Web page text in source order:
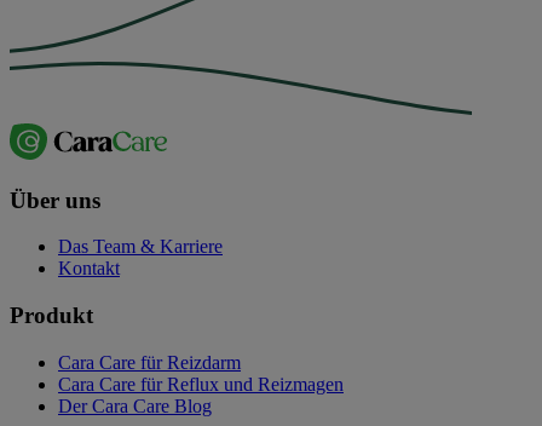
Über uns
Das Team & Karriere
Kontakt
Produkt
Cara Care für Reizdarm
Cara Care für Reflux und Reizmagen
Der Cara Care Blog